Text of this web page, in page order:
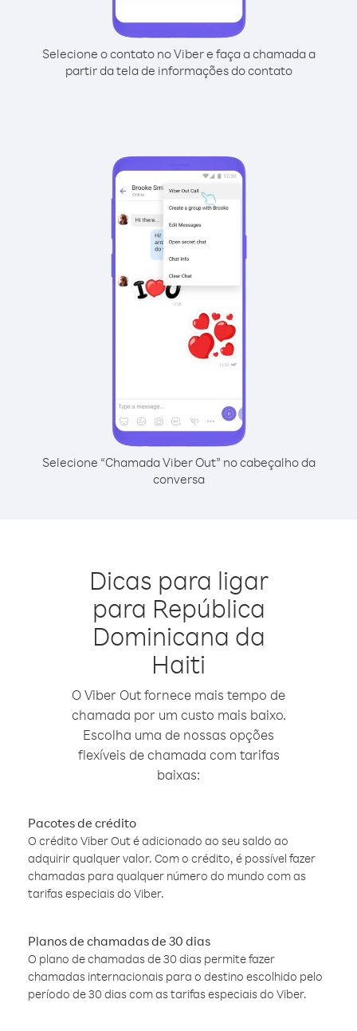
Selecione o contato no Viber e faça a chamada a
partir da tela de informações do contato
Selecione “Chamada Viber Out” no cabeçalho da
conversa
Dicas para ligar
para República
Dominicana da
Haiti
O Viber Out fornece mais tempo de
chamada por um custo mais baixo.
Escolha uma de nossas opções
flexíveis de chamada com tarifas
baixas:
Pacotes de crédito
O crédito Viber Out é adicionado ao seu saldo ao
adquirir qualquer valor. Com o crédito, é possível fazer
chamadas para qualquer número do mundo com as
tarifas especiais do Viber.
Planos de chamadas de 30 dias
O plano de chamadas de 30 dias permite fazer
chamadas internacionais para o destino escolhido pelo
período de 30 dias com as tarifas especiais do Viber.